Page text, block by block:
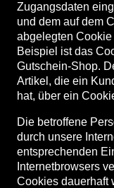
Zugangsdaten
und dem auf dem
abgelegten
Beispiel ist das
Gutschein-Shop.
Artikel, die ein
hat, über ein
Die betroffene
durch unsere
entsprechenden
Internetbrowsers
Cookies dauerhaft